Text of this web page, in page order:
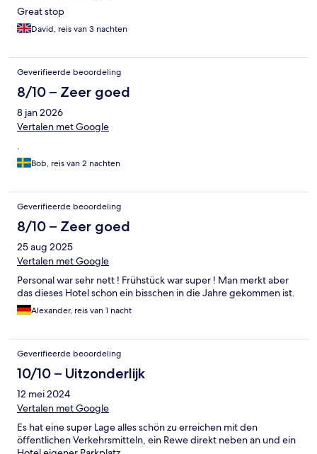
Great stop
David, reis van 3 nachten
Geverifieerde beoordeling
8/10 – Zeer goed
8 jan 2026
Vertalen met Google
.
Bob, reis van 2 nachten
Geverifieerde beoordeling
8/10 – Zeer goed
25 aug 2025
Vertalen met Google
Personal war sehr nett ! Frühstück war super ! Man merkt aber
das dieses Hotel schon ein bisschen in die Jahre gekommen ist.
Alexander, reis van 1 nacht
Geverifieerde beoordeling
10/10 – Uitzonderlijk
12 mei 2024
Vertalen met Google
Es hat eine super Lage alles schön zu erreichen mit den
öffentlichen Verkehrsmitteln, ein Rewe direkt neben an und ein